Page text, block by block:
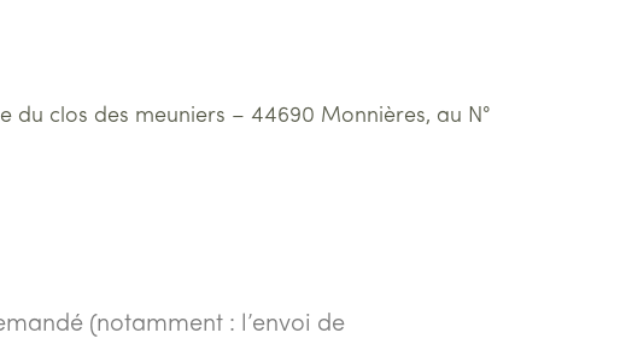
clos des meuniers – 44690 Monnières, au N°
(notamment : l’envoi de